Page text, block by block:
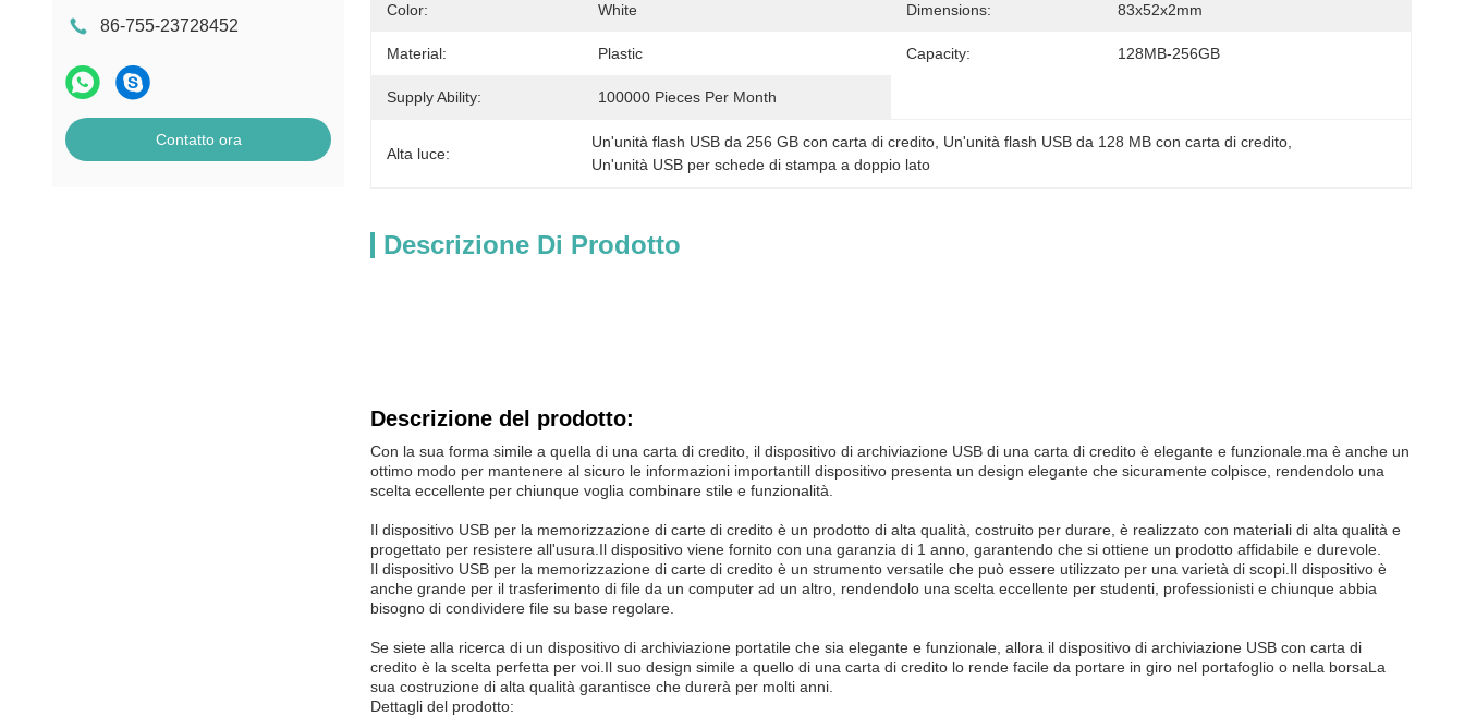
86-755-23728452
Contatto ora
Color: White Dimensions: 83x52x2mm
Material: Plastic Capacity: 128MB-256GB
Supply Ability: 100000 Pieces Per Month
Alta luce:
Un'unità flash USB da 256 GB con carta di credito Un'unità flash USB da 128 MB con carta di credito
Un'unità USB per schede di stampa a doppio lato
Descrizione Di Prodotto
Descrizione del prodotto:
Con la sua forma simile a quella di una carta di credito, il dispositivo di archiviazione USB di una carta di credito è elegante e funzionale.ma è anche un
ottimo modo per mantenere al sicuro le informazioni importantiIl dispositivo presenta un design elegante che sicuramente colpisce, rendendolo una
scelta eccellente per chiunque voglia combinare stile e funzionalità.
Il dispositivo USB per la memorizzazione di carte di credito è un prodotto di alta qualità, costruito per durare, è realizzato con materiali di alta qualità e
progettato per resistere all'usura.Il dispositivo viene fornito con una garanzia di 1 anno, garantendo che si ottiene un prodotto affidabile e durevole.
Il dispositivo USB per la memorizzazione di carte di credito è un strumento versatile che può essere utilizzato per una varietà di scopi.Il dispositivo è
anche grande per il trasferimento di file da un computer ad un altro, rendendolo una scelta eccellente per studenti, professionisti e chiunque abbia
bisogno di condividere file su base regolare.
Se siete alla ricerca di un dispositivo di archiviazione portatile che sia elegante e funzionale, allora il dispositivo di archiviazione USB con carta di
credito è la scelta perfetta per voi.Il suo design simile a quello di una carta di credito lo rende facile da portare in giro nel portafoglio o nella borsaLa
sua costruzione di alta qualità garantisce che durerà per molti anni.
Dettagli del prodotto: